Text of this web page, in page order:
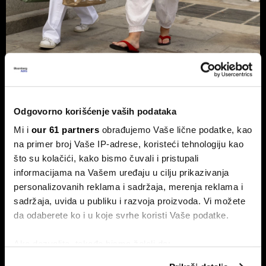
Odgovorno korišćenje vaših podataka
Mi i our 61 partners obrađujemo Vaše lične podatke, kao
na primer broj Vaše IP-adrese, koristeći tehnologiju kao
što su kolačići, kako bismo čuvali i pristupali
informacijama na Vašem uređaju u cilju prikazivanja
personalizovanih reklama i sadržaja, merenja reklama i
sadržaja, uvida u publiku i razvoja proizvoda. Vi možete
da odaberete ko i u koje svrhe koristi Vaše podatke.
Kriza u Ormuzu steže i modu - zašto
znatno skuplja?
Sukobi u Ormuskom moreuzu ne prete samo cenama
goriva. Pošto se oko 70 odsto svetskih tekstilnih vlakana
proizvodi od nafte, posledice krize mogle bi da stignu i do
naših ormara – od brze mode sa platformi Shein i Temu, do
luksuznih modnih brendova.